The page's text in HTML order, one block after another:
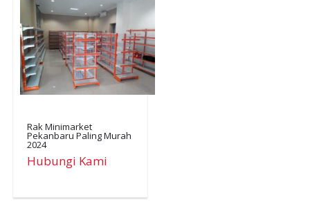
Rak Minimarket
Pekanbaru Paling Murah
2024
Hubungi Kami